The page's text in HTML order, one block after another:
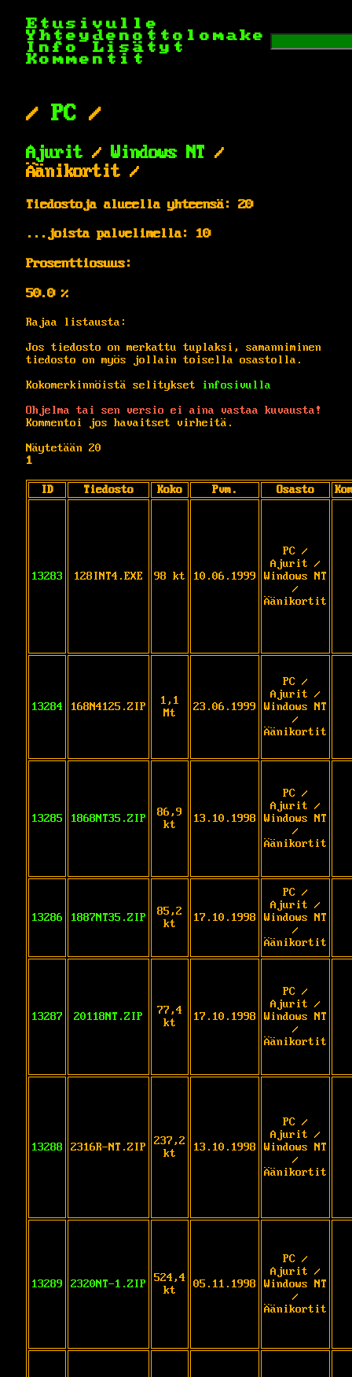
Etusivulle
Yhteydenottolomake
Info
Lisätyt
Kommentit
/ PC /
Ajurit / Windows NT /
Äänikortit /
Tiedostoja alueella yhteensä: 20
...joista palvelimella: 10
Prosenttiosuus:
50.0 %
Rajaa listausta:
Jos tiedosto on merkattu tuplaksi, samanniminen
tiedosto on myös jollain toisella osastolla.
Kokomerkinnöistä selitykset
infosivulla
Ohjelma tai sen versio ei aina vastaa kuvausta!
Kommentoi jos havaitset virheitä.
Näytetään 20
1
ID Tiedosto Koko Pvm. Osasto
13283 128INT4.EXE 98 kt 10.06.1999
PC /
Ajurit /
Windows NT
/
Äänikortit
13284 168N4125.ZIP
1,1
Mt
23.06.1999
PC /
Ajurit /
Windows NT
/
Äänikortit
13285 1868NT35.ZIP
86,9
kt
13.10.1998
PC /
Ajurit /
Windows NT
/
Äänikortit
13286 1887NT35.ZIP
85,2
kt
17.10.1998
PC /
Ajurit /
Windows NT
/
Äänikortit
13287 20118NT.ZIP
77,4
kt
17.10.1998
PC /
Ajurit /
Windows NT
/
Äänikortit
13288 2316R-NT.ZIP
237,2
kt
13.10.1998
PC /
Ajurit /
Windows NT
/
Äänikortit
13289 2320NT-1.ZIP
524,4
kt
05.11.1998
PC /
Ajurit /
Windows NT
/
Äänikortit